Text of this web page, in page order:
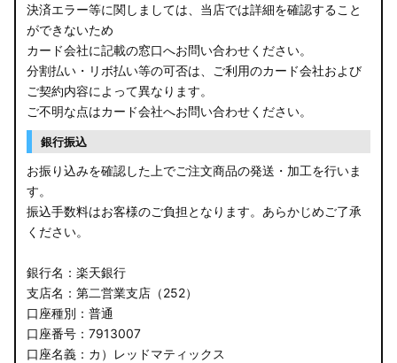
決済エラー等に関しましては、当店では詳細を確認すること
ができないため
カード会社に記載の窓口へお問い合わせください。
分割払い・リボ払い等の可否は、ご利用のカード会社および
ご契約内容によって異なります。
ご不明な点はカード会社へお問い合わせください。
銀行振込
お振り込みを確認した上でご注文商品の発送・加工を行いま
す。
振込手数料はお客様のご負担となります。あらかじめご了承
ください。
銀行名：楽天銀行
支店名：第二営業支店（252）
口座種別：普通
口座番号：7913007
口座名義：カ）レッドマティックス